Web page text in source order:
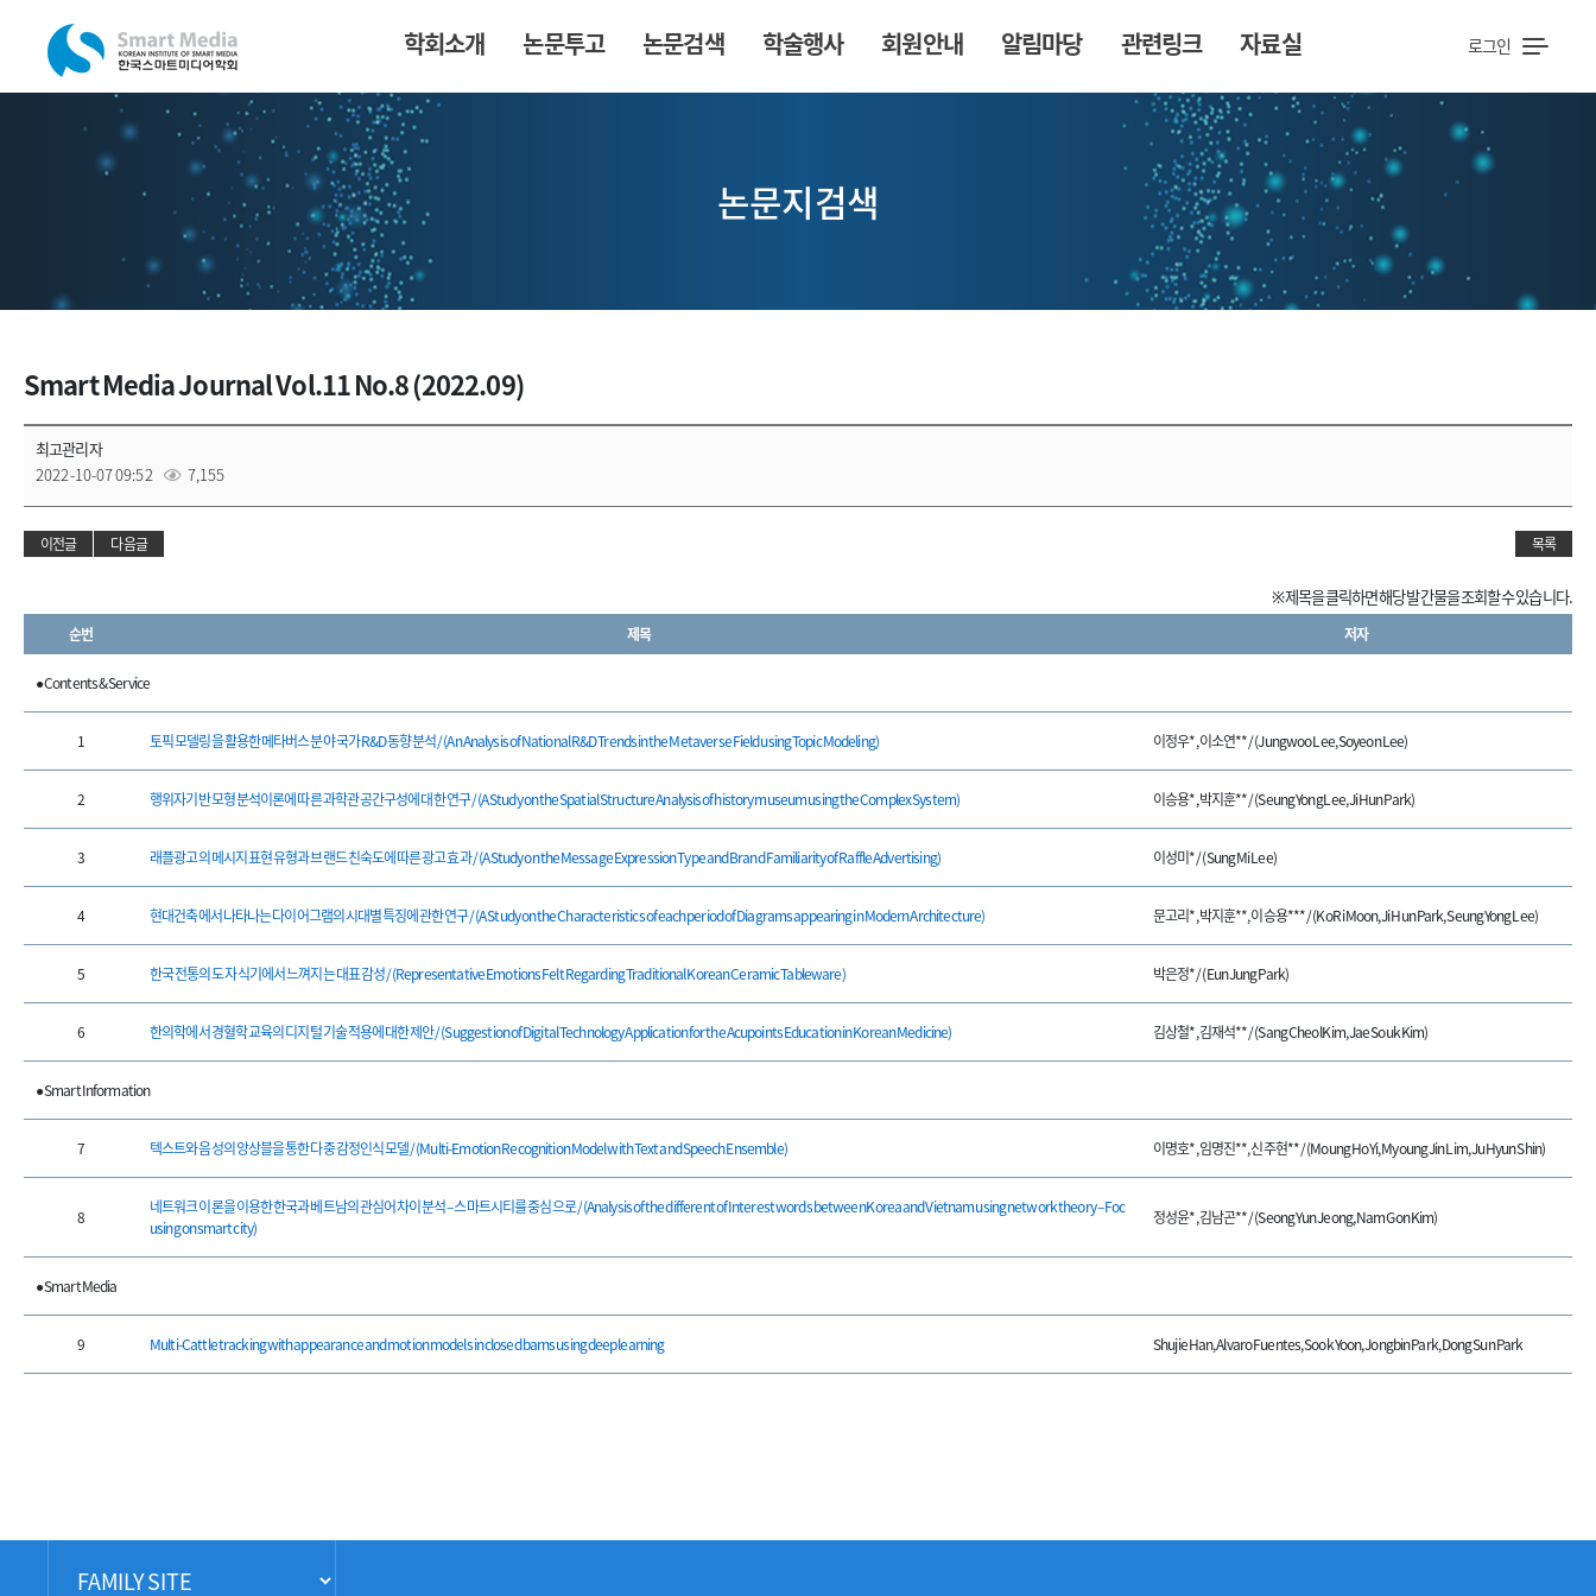
학회소개 논문투고 논문검색 학술행사 회원안내 알림마당 관련링크 자료실 로그인
논문지검색
Smart Media Journal Vol.11 No.8 (2022.09)
최고관리자
2022-10-07 09:52
7,155
이전글 다음글 목록
※ 제목을 클릭하면 해당 발간물을 조회할 수 있습니다.
순번 제목 저자
● Contents & Service
1 토픽 모델링을 활용한 메타버스 분야 국가 R&D 동향 분석 / (An Analysis of National R&D Trends in the Metaverse Field using Topic Modeling) 이정우*, 이소연** / (Jungwoo Lee, Soyeon Lee)
2 행위자기반 모형 분석이론에 따른 과학관 공간구성에 대한 연구 / (A Study on the Spatial Structure Analysis of history museum using the Complex System) 이승용*, 박지훈** / (Seung Yong Lee, Ji Hun Park)
3 래플광고의 메시지 표현 유형과 브랜드 친숙도에 따른 광고 효과 / (A Study on the Message Expression Type and Brand Familiarity of Raffle Advertising) 이성미* / (Sung Mi Lee)
4 현대건축에서 나타나는 다이어그램의 시대별특징에 관한 연구 / (A Study on the Characteristics of each period of Diagrams appearing in Modern Architecture) 문고리*, 박지훈**, 이승용*** / (Ko Ri Moon, Ji Hun Park, Seung Yong Lee)
5 한국 전통의 도자 식기에서 느껴지는 대표 감성 / (Representative Emotions Felt Regarding Traditional Korean Ceramic Tableware) 박은정* / (Eun Jung Park)
6 한의학에서 경혈학 교육의 디지털 기술 적용에 대한 제안 / (Suggestion of Digital Technology Application for the Acupoints Education in Korean Medicine) 김상철*, 김재석** / (Sang Cheol Kim, Jae Souk Kim)
● Smart Information
7 텍스트와 음성의 앙상블을 통한 다중 감정인식 모델 / (Multi-Emotion Recognition Model with Text and Speech Ensemble) 이명호*, 임명진**, 신주현** / (Moung Ho Yi, Myoung Jin Lim, Ju Hyun Shin)
8
네트워크 이론을 이용한 한국과 베트남의 관심어 차이 분석 – 스마트시티를 중심으로 / (Analysis of the different of Interest words between Korea and Vietnam using network theory – Foc
using on smart city)
정성윤*, 김남곤** / (Seong Yun Jeong, Nam Gon Kim)
● Smart Media
9 Multi-Cattle tracking with appearance and motion models in closed barns using deep learning Shujie Han, Alvaro Fuentes, Sook Yoon, Jongbin Park, Dong Sun Park